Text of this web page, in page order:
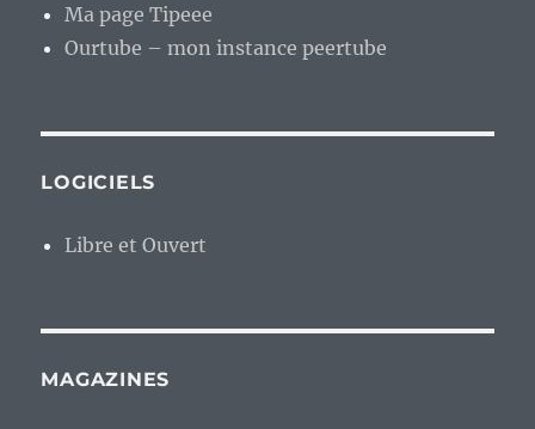
Ma page Tipeee
Ourtube – mon instance peertube
LOGICIELS
Libre et Ouvert
MAGAZINES